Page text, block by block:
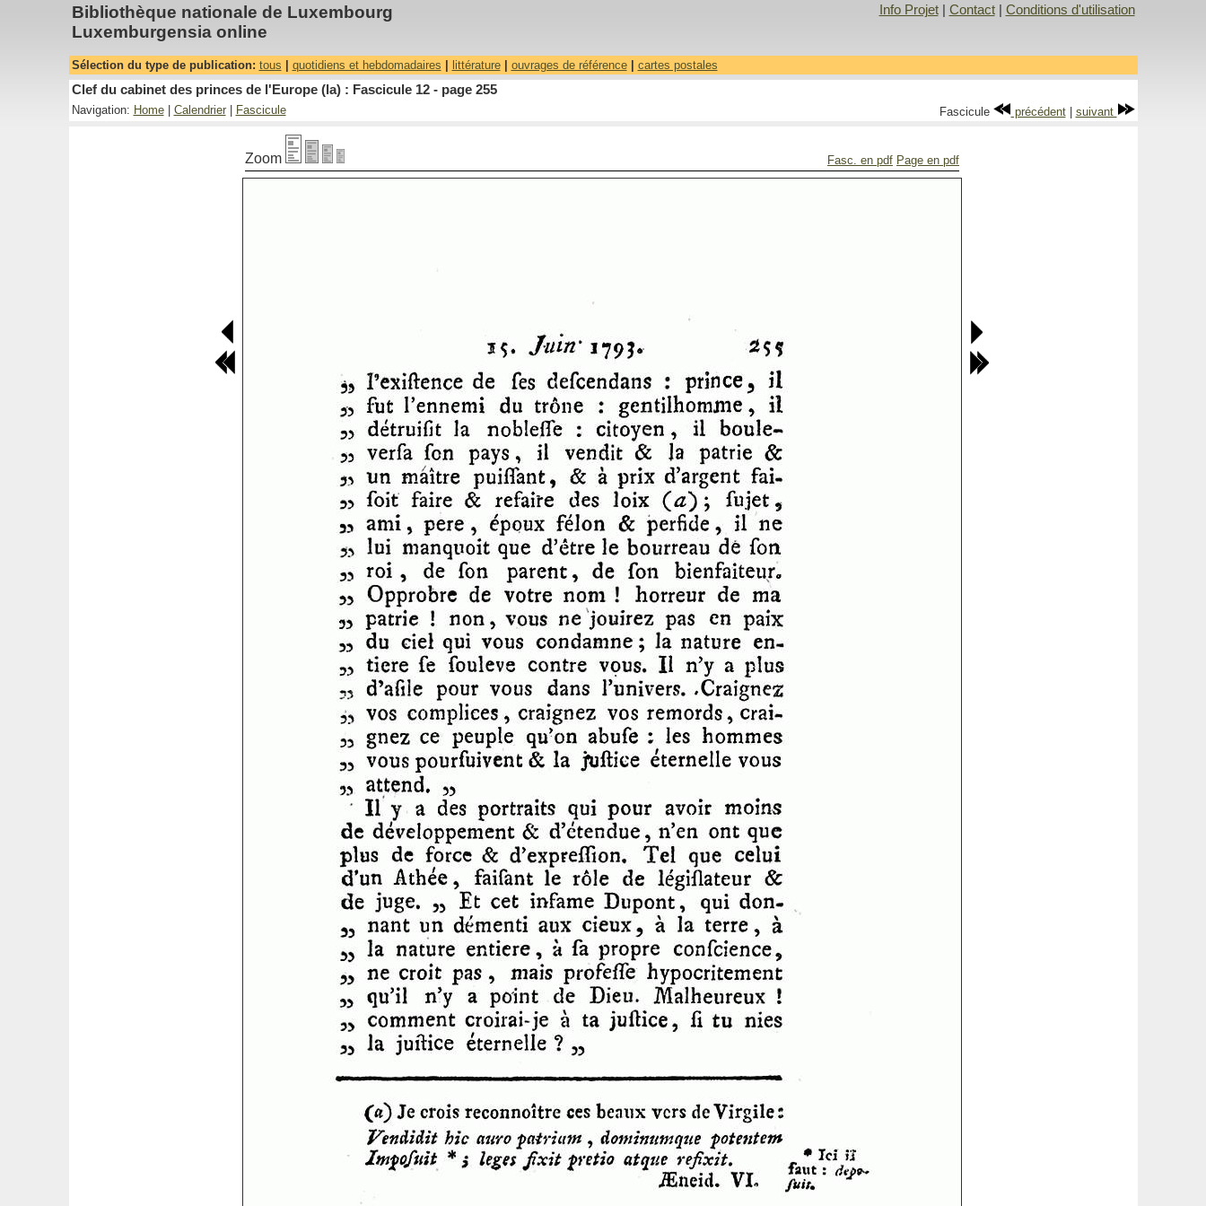
Bibliothèque nationale de Luxembourg
Luxemburgensia online
Info Projet| Contact| Conditions d'utilisation
Sélection du type de publication: tous quotidiens et hebdomadaires littérature| ouvrages de référence| cartes postales
Clef du cabinet des princes de l'Europe (la) : Fascicule 12 - page 255
Navigation: Home| Calendrier| Fascicule Fascicule précédent| suivant
Zoom Fasc. en pdf Page en pdf